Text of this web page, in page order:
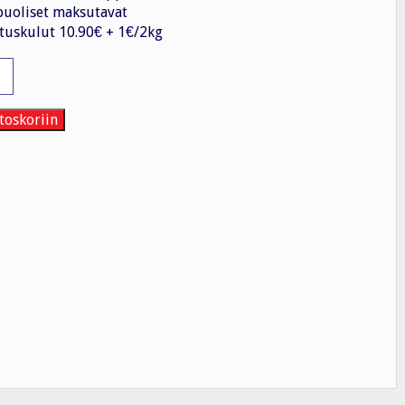
maksutavat
10.90€ + 1€/2kg